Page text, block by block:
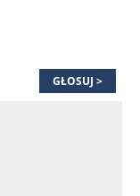
GŁOSUJ >